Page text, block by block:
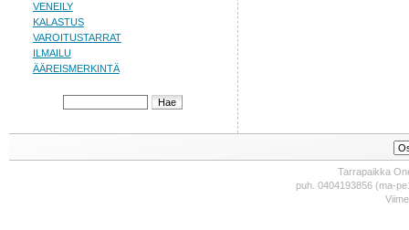
VENEILY
KALASTUS
VAROITUSTARRAT
ILMAILU
ÄÄREISMERKINTÄ
Tarrapaikka
puh. 0404193856 (ma-